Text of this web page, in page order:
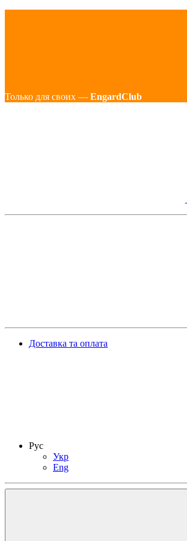
Только для своих — EngardClub
Доставка та оплата
Рус
Укр
Eng